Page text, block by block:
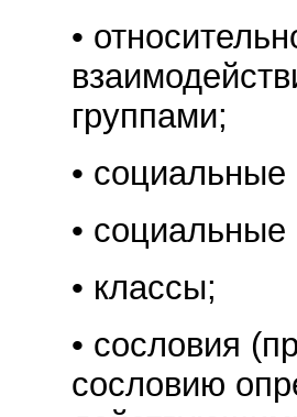
•
группами;
• социальные
•
• классы;
• сословия
сословию